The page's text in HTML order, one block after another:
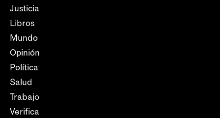
Justicia
Libros
Mundo
Opinión
Política
Salud
Trabajo
Verifica